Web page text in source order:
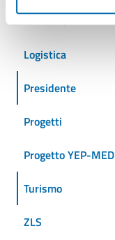
Iniziative
Logistica
Presidente
Progetti
Progetto YEP-MED
Turismo
ZLS